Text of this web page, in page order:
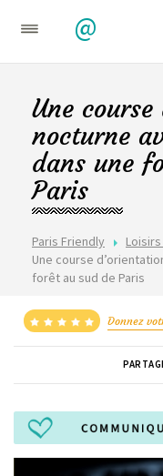
@
Paris Friendly Loisirs
Une course
forêt au sud de Paris
Une
nocturne
dans une
Paris
Donnez